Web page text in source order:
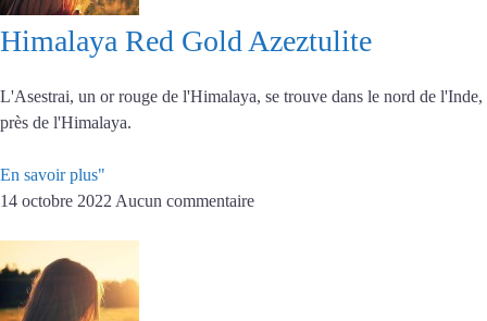
Himalaya Red Gold Azeztulite
L'Asestrai, un or rouge de l'Himalaya, se trouve dans le nord de l'Inde,
près de l'Himalaya.
En savoir plus"
14 octobre 2022 Aucun commentaire